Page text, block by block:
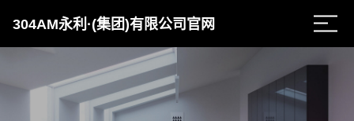
304AM永利·(集团)有限公司官网